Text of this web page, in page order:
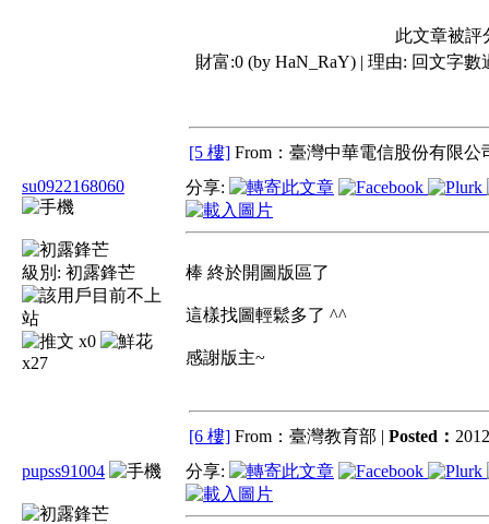
此文章被評
財富:0 (by HaN_RaY) | 理由: 回文字數
[5 樓] From：臺灣中華電信股份有限公
su0922168060
級別: 初露鋒芒
x0
x27
分享:
棒 終於開圖版區了
這樣找圖輕鬆多了 ^^
感謝版主~
[6 樓] From：臺灣教育部 | Posted：
pupss91004
分享: